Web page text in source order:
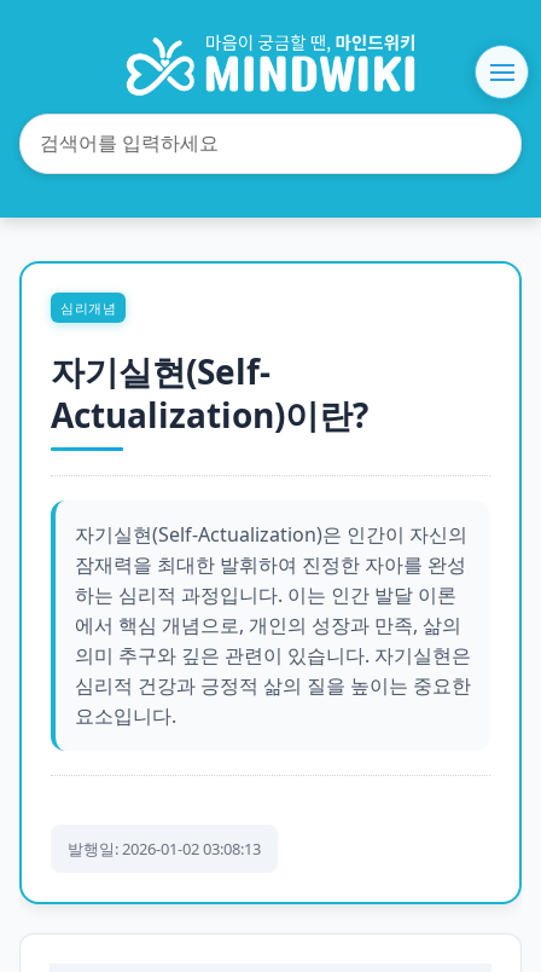
심리개념
자기실현(Self-
Actualization)이란?
자기실현(Self-Actualization)은 인간이 자신의
잠재력을 최대한 발휘하여 진정한 자아를 완성
하는 심리적 과정입니다. 이는 인간 발달 이론
에서 핵심 개념으로, 개인의 성장과 만족, 삶의
의미 추구와 깊은 관련이 있습니다. 자기실현은
심리적 건강과 긍정적 삶의 질을 높이는 중요한
요소입니다.
발행일: 2026-01-02 03:08:13